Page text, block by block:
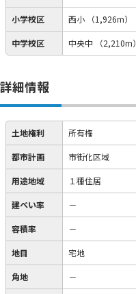
小学校区 西小 （1,926m）
中学校区 中央中 （2,210m）
詳細情報
土地権利 所有権
都市計画 市街化区域
用途地域 １種住居
建ぺい率 －
容積率 －
地目 宅地
角地 －